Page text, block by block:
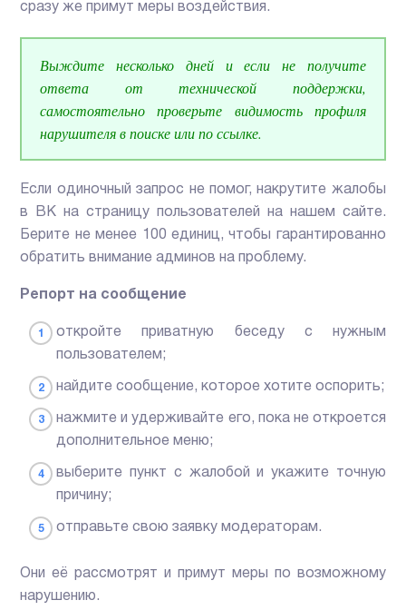
сразу же примут меры воздействия.
Выждите несколько дней и если не получите
ответа от технической поддержки,
самостоятельно проверьте видимость профиля
нарушителя в поиске или по ссылке.
Если одиночный запрос не помог, накрутите жалобы
в ВК на страницу пользователей на нашем сайте.
Берите не менее 100 единиц, чтобы гарантированно
обратить внимание админов на проблему.
Репорт на сообщение
откройте приватную беседу с нужным
пользователем;
найдите сообщение, которое хотите оспорить;
нажмите и удерживайте его, пока не откроется
дополнительное меню;
выберите пункт с жалобой и укажите точную
причину;
отправьте свою заявку модераторам.
Они её рассмотрят и примут меры по возможному
нарушению.